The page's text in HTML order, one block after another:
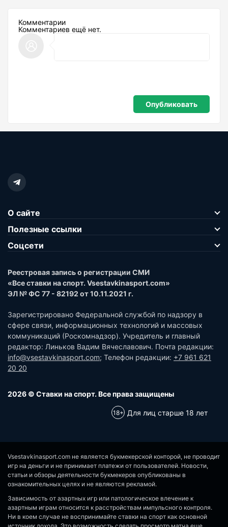
Комментарии
Комментариев ещё нет.
О сайте
Полезные ссылки
Соцсети
Реестровая запись о регистрации СМИ
«Все ставки на спорт. Vsestavkinasport.com»
ЭЛ № ФС 77 - 82192 от 10.11.2021 г.
Зарегистрировано Федеральной службой по надзору в
сфере связи, информационных технологий и массовых
коммуникаций (Роскомнадзор). Учредитель и главный
редактор: Линьков Вадим Вячеславович. Почта редакции:
info@vsestavkinasport.com; Телефон редакции: +7 961 621
20 20
2026 © Ставки на спорт. Все права защищены
Для лиц старше 18 лет
Vsestavkinasport.com не является букмекерской конторой, не проводит
игр на деньги и не принимает платежи от пользователей. Новости,
статьи и обзоры деятельности букмекеров опубликованы в
ознакомительных целях и не являются рекламой.
Зависимость от азартных игр или патологическое влечение к
азартным играм относится к расстройствам импульсного контроля.
Ни в коем случае не воспринимайте ставки на спорт как основной